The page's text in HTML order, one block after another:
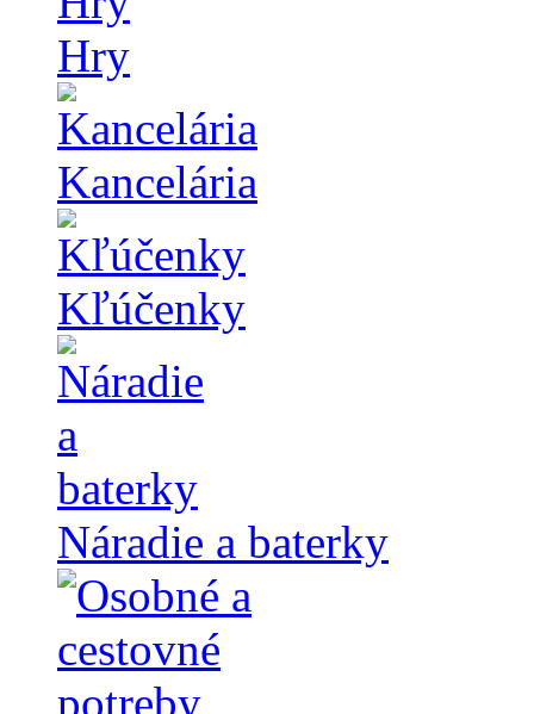
Hry
Kancelária
Kľúčenky
Náradie a baterky